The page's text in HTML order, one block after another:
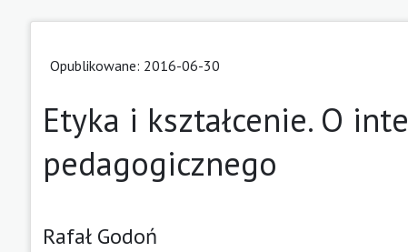
Opublikowane: 2016-06-30
Etyka i kształcenie. O
pedagogicznego
Rafał Godoń